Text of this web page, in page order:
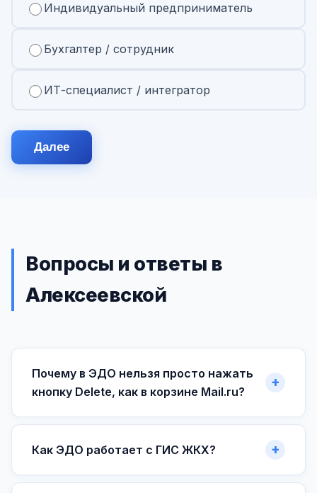
Индивидуальный предприниматель
Бухгалтер / сотрудник
ИТ-специалист / интегратор
Далее
Вопросы и ответы в
Алексеевской
Почему в ЭДО нельзя просто нажать
кнопку Delete, как в корзине Mail.ru?
Как ЭДО работает с ГИС ЖКХ?